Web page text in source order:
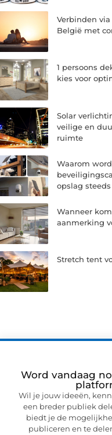
Verbinden
België met
1 persoons
kies voor
Solar
veilige en
ruimte
Waarom
opslag
Wanneer
aanmerking
Stretch tent
Word vandaag
Wil je jouw ideeën,
een breder publiek
biedt je de
publiceren en te